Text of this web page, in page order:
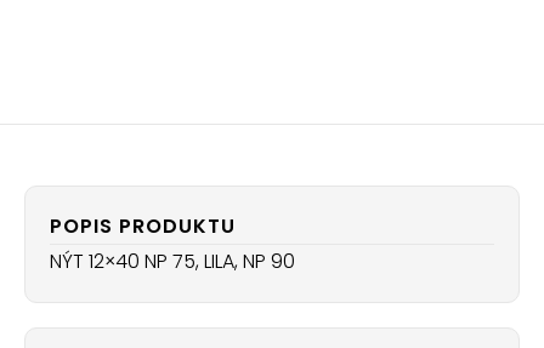
POPIS PRODUKTU
NÝT 12×40 NP 75, LILA, NP 90